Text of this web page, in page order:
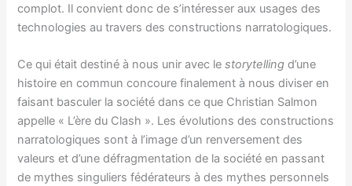
complot. Il convient donc de s’intéresser aux usages des
technologies au travers des constructions narratologiques.
Ce qui était destiné à nous unir avec lestorytelling d’une
histoire en commun concoure finalement à nous diviser en
faisant basculer la société dans ce que Christian Salmon
appelle « L’ère du Clash ». Les évolutions des constructions
narratologiques sont à l’image d’un renversement des
valeurs et d’une défragmentation de la société en passant
de mythes singuliers fédérateurs à des mythes personnels